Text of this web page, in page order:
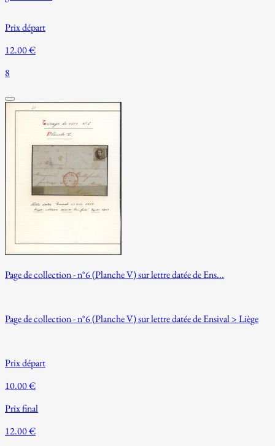
Prix départ
12.00 €
8
Page de collection - n°6 (Planche V) sur lettre datée de Ens...
Page de collection - n°6 (Planche V) sur lettre datée de Ensival > Liège
Prix départ
10.00 €
Prix final
12.00 €